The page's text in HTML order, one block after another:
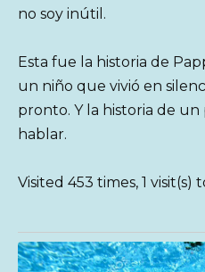
no soy inútil.
Esta fue la historia de
un niño que vivió en
pronto. Y la historia de
hablar.
Visited 453 times, 1 visit(s)